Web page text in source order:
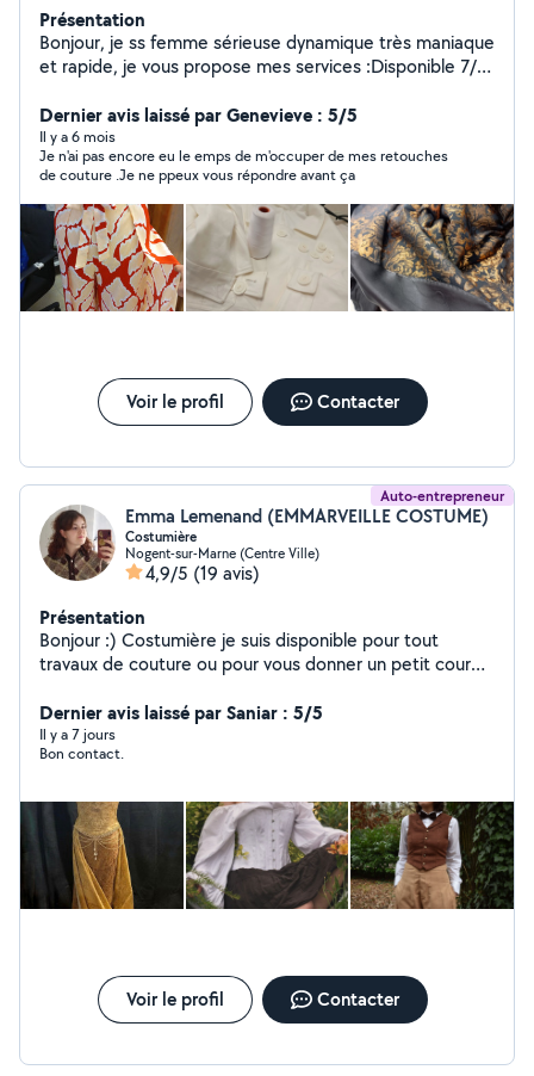
Présentation
Bonjour, je ss femme sérieuse dynamique très maniaque
et rapide, je vous propose mes services :Disponible 7/7
ménage),Rangement, couturier repassage,Ménage
Airbnb, Garde enfants
Dernier avis laissé par Genevieve : 5/5
Il y a 6 mois
Je n'ai pas encore eu le emps de m'occuper de mes retouches
de couture .Je ne ppeux vous répondre avant ça
Voir le profil Contacter
Auto-entrepreneur
Emma Lemenand (EMMARVEILLE COSTUME)
Costumière
Nogent-sur-Marne (Centre Ville)
4,9/5 (19 avis)
Présentation
Bonjour :) Costumière je suis disponible pour tout
travaux de couture ou pour vous donner un petit cour
Dernier avis laissé par Saniar : 5/5
Il y a 7 jours
Bon contact.
Voir le profil Contacter